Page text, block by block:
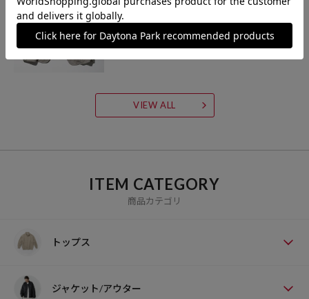
VIEW ALL
ITEM CATEGORY
商品カテゴリ
トップス
ジャケット/アウター